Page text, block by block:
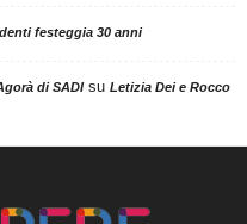
festeggia 30 anni
di SADIsu Letizia Dei e Rocco